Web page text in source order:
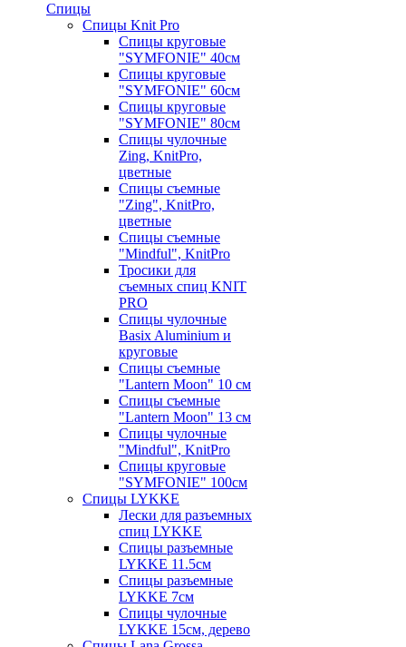
Спицы
Спицы Knit Pro
Спицы круговые
"SYMFONIE" 40см
Спицы круговые
"SYMFONIE" 60см
Спицы круговые
"SYMFONIE" 80см
Спицы чулочные
Zing, KnitPro,
цветные
Спицы съемные
"Zing", KnitPro,
цветные
Спицы съемные
"Mindful", KnitPro
Тросики для
съемных спиц KNIT
PRO
Спицы чулочные
Basix Aluminium и
круговые
Спицы съемные
"Lantern Moon" 10 см
Спицы съемные
"Lantern Moon" 13 см
Спицы чулочные
"Mindful", KnitPro
Спицы круговые
"SYMFONIE" 100см
Спицы LYKKE
Лески для разъемных
спиц LYKKE
Спицы разъемные
LYKKE 11.5см
Спицы разъемные
LYKKE 7см
Спицы чулочные
LYKKE 15см, дерево